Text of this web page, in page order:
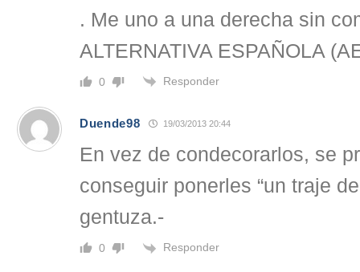
. Me uno a una derecha sin
ALTERNATIVA ESPAÑOLA
0 Responder
Duende98 19/03/2013 20:44
En vez de condecorarlos, se
conseguir ponerles “un traje
gentuza.-
0 Responder